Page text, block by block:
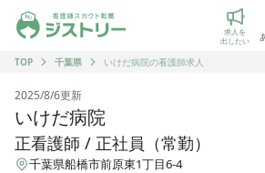
ジストリー 看護師の転職マッチング
求人を
出したい
TOP
千葉県 いけだ病院の看護師求人
2025/8/6更新
いけだ病院
正看護師 / 正社員（常勤）
千葉県船橋市前原東1丁目6-4